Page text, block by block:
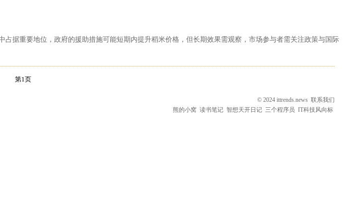
据重要地位，政府的援助措施可能短期内提升稻米价格，但长期效果需观察，市场参与者需关注政策与国际
第1页
© 2024 ittrends.news 联系我们
熊的小窝 读书笔记 智想天开日记 三个程序员 IT科技风向标